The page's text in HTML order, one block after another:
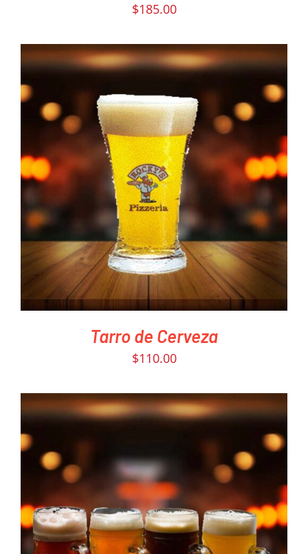
$185.00
PEDIR AHORA
DETAILS
Tarro de Cerveza
$110.00
PEDIR AHORA
/
DETAILS